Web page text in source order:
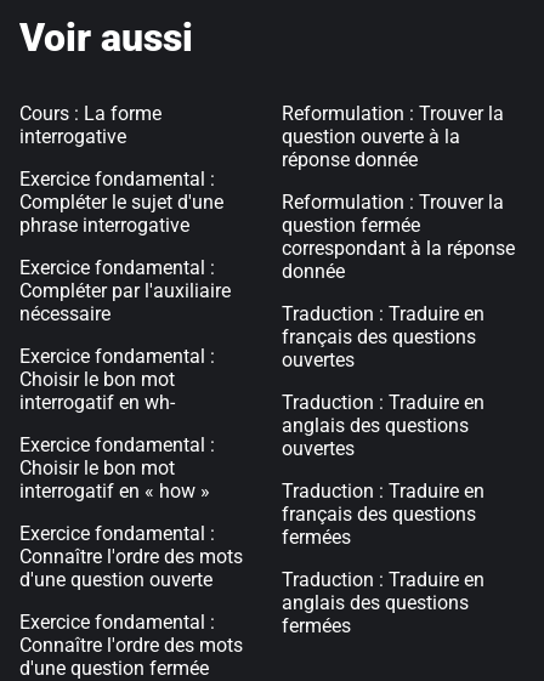
Voir aussi
Cours : La forme
interrogative
Exercice fondamental :
Compléter le sujet d'une
phrase interrogative
Exercice fondamental :
Compléter par l'auxiliaire
nécessaire
Exercice fondamental :
Choisir le bon mot
interrogatif en wh-
Exercice fondamental :
Choisir le bon mot
interrogatif en « how »
Exercice fondamental :
Connaître l'ordre des mots
d'une question ouverte
Exercice fondamental :
Connaître l'ordre des mots
d'une question fermée
Reformulation : Trouver la
question ouverte à la
réponse donnée
Reformulation : Trouver la
question fermée
correspondant à la réponse
donnée
Traduction : Traduire en
français des questions
ouvertes
Traduction : Traduire en
anglais des questions
ouvertes
Traduction : Traduire en
français des questions
fermées
Traduction : Traduire en
anglais des questions
fermées